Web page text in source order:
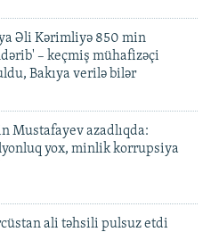
Əli Kərimliyə 850 min
– keçmiş mühafizəçi
Bakıya verilə bilər
Mustafayev azadlıqda:
yox, minlik korrupsiya
ali təhsili pulsuz etdi